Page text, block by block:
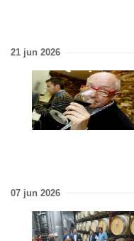
21 jun 2026
07 jun 2026